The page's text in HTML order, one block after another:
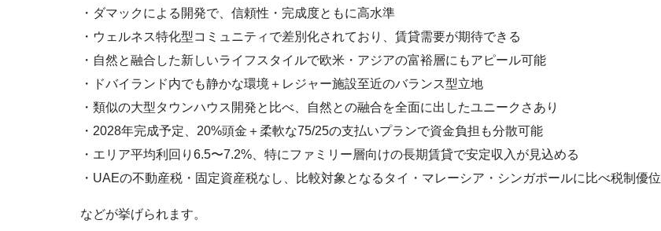
・ダマックによる開発で、信頼性・完成度ともに高水準
・ウェルネス特化型コミュニティで差別化されており、賃貸需要が期待できる
・自然と融合した新しいライフスタイルで欧米・アジアの富裕層にもアピール可能
・ドバイランド内でも静かな環境＋レジャー施設至近のバランス型立地
・類似の大型タウンハウス開発と比べ、自然との融合を全面に出したユニークさあり
・2028年完成予定、20%頭金＋柔軟な75/25の支払いプランで資金負担も分散可能
・エリア平均利回り6.5〜7.2%、特にファミリー層向けの長期賃貸で安定収入が見込める
・UAEの不動産税・固定資産税なし、比較対象となるタイ・マレーシア・シンガポールに比べ税制優位
などが挙げられます。